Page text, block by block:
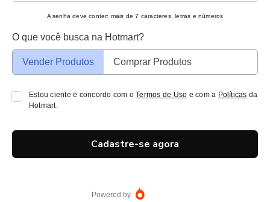
A senha deve conter: mais de 7 caracteres, letras e números
O que você busca na Hotmart?
Vender Produtos Comprar Produtos
Estou ciente e concordo com oTermos de Uso e com a Políticas da
Hotmart.
Cadastre-se agora
Powered by